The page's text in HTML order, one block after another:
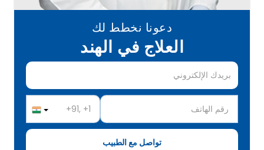
دعونا نخطط لك
العلاج في الهند